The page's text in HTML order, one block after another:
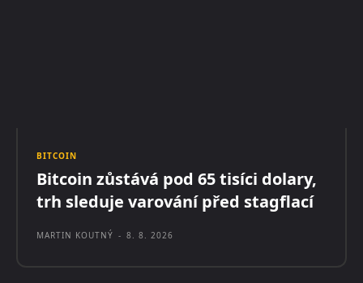
BITCOIN
Bitcoin zůstává pod 65 tisíci dolary,
trh sleduje varování před stagflací
MARTIN KOUTNÝ - 8. 8. 2026